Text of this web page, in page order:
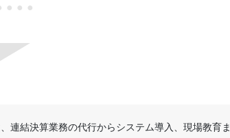
連結決算業務の代行からシステム導入、現場教育ま